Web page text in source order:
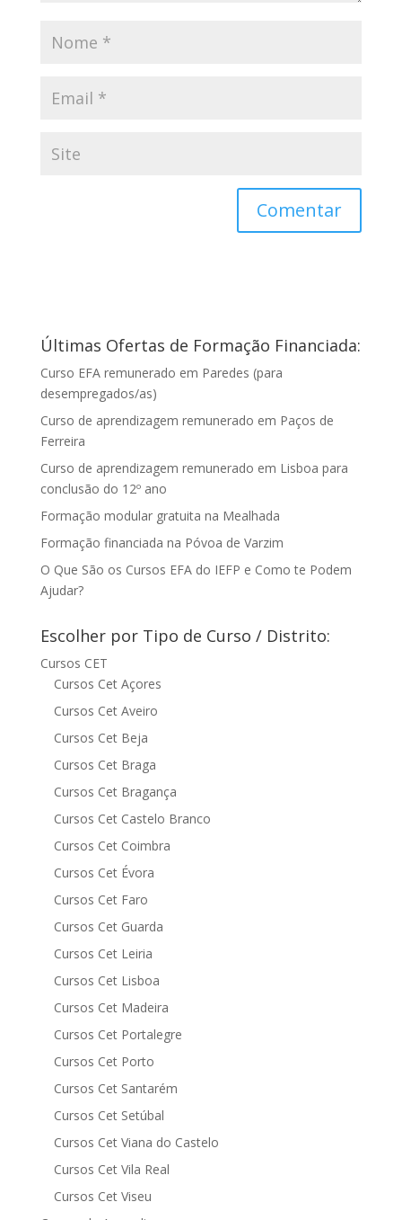
Últimas Ofertas de Formação Financiada:
Curso EFA remunerado em Paredes (para
desempregados/as)
Curso de aprendizagem remunerado em Paços de
Ferreira
Curso de aprendizagem remunerado em Lisboa para
conclusão do 12º ano
Formação modular gratuita na Mealhada
Formação financiada na Póvoa de Varzim
O Que São os Cursos EFA do IEFP e Como te Podem
Ajudar?
Escolher por Tipo de Curso / Distrito:
Cursos CET
Cursos Cet Açores
Cursos Cet Aveiro
Cursos Cet Beja
Cursos Cet Braga
Cursos Cet Bragança
Cursos Cet Castelo Branco
Cursos Cet Coimbra
Cursos Cet Évora
Cursos Cet Faro
Cursos Cet Guarda
Cursos Cet Leiria
Cursos Cet Lisboa
Cursos Cet Madeira
Cursos Cet Portalegre
Cursos Cet Porto
Cursos Cet Santarém
Cursos Cet Setúbal
Cursos Cet Viana do Castelo
Cursos Cet Vila Real
Cursos Cet Viseu